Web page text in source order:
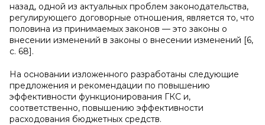
назад, одной из актуальных проблем законодательства,
регулирующего договорные отношения, является то, что
половина из принимаемых законов — это законы о
внесении изменений в законы о внесении изменений [6,
с. 68].
На основании изложенного разработаны следующие
предложения и рекомендации по повышению
эффективности функционирования ГКС и,
соответственно, повышению эффективности
расходования бюджетных средств.